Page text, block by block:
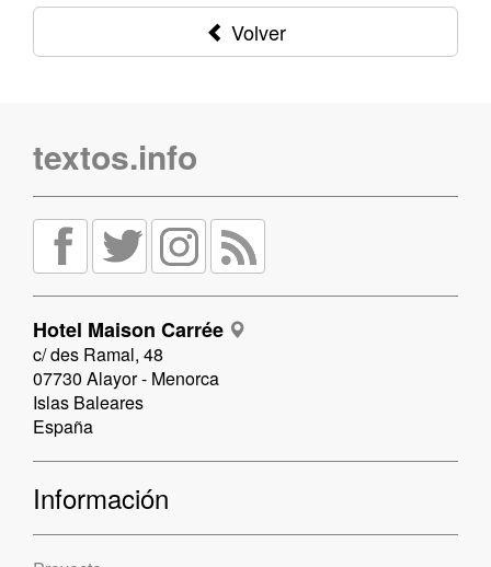
Volver
textos.info
Hotel Maison Carrée
c/ des Ramal, 48
07730 Alayor - Menorca
Islas Baleares
España
Información